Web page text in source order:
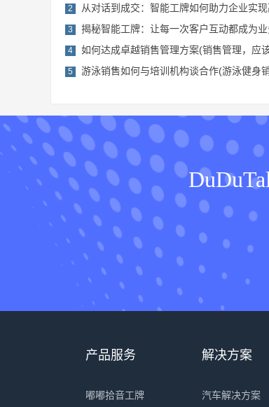
2 从对话到成交：智能工牌如何助力企业实
3 揭秘智能工牌：让每一次客户互动都成为
4 如何达成卓越销售管理方案(销售管理，应
5 游泳销售如何与培训机构谈合作(游泳健身
产品服务
嘟嘟拾音工牌
解决方案
汽车解决方案